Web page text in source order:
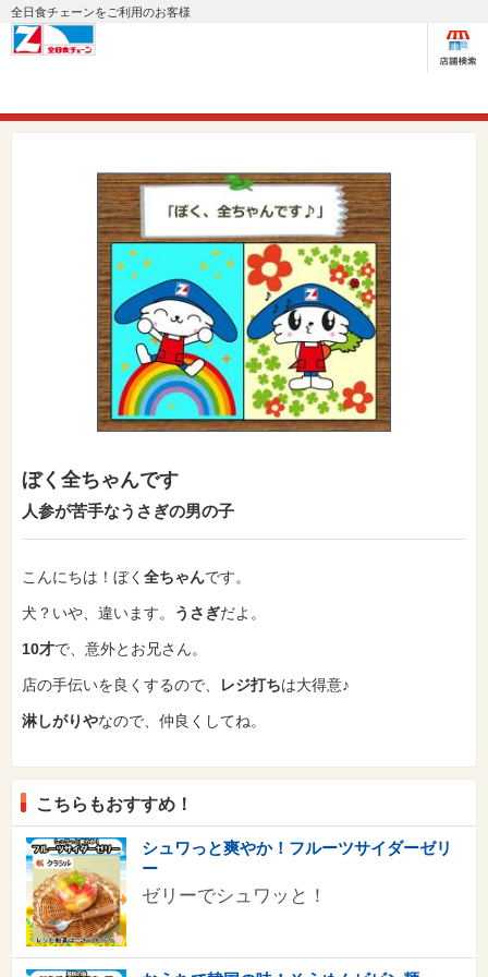
全日食チェーンをご利用のお客様
ぼく全ちゃんです
人参が苦手なうさぎの男の子
こんにちは！ ぼく 全ちゃんです。
犬？いや、違います。 うさぎだよ。
10才で、意外とお兄さん。
店の手伝いを良くするので、 レジ打ちは大得意♪
淋しがりやなので、仲良くしてね。
こちらもおすすめ！
シュワっと爽やか！フルーツサイダーゼリ
ー
ゼリーでシュワッと！